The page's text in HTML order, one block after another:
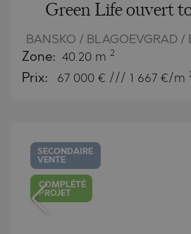
Green Life ouvert
BANSKO / BLAGOEVGRAD /
Zone: 40.20 m 2
Prix: 67 000 € /// 1 667 €/m
SECONDAIRE
VENTE
COMPLÉTÉ
PROJET